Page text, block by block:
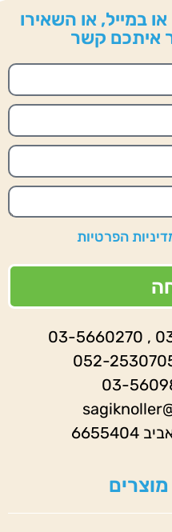
במייל, או השאירו
איתכם קשר
הפרטיות